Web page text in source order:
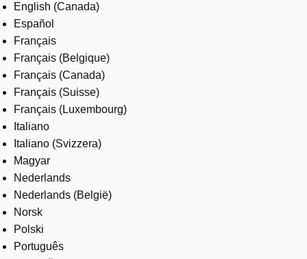
English (Canada)
Español
Français
Français (Belgique)
Français (Canada)
Français (Suisse)
Français (Luxembourg)
Italiano
Italiano (Svizzera)
Magyar
Nederlands
Nederlands (België)
Norsk
Polski
Português